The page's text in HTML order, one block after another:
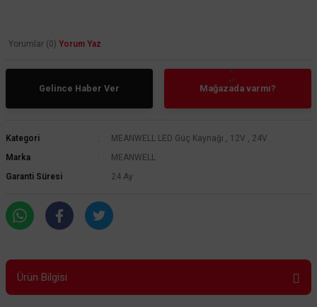
Yorumlar (0) Yorum Yaz
Gelince Haber Ver Mağazada varmı?
Kategori MEANWELL LED Güç Kaynağı , 12V , 24V
Marka
MEANWELL
Garanti Süresi
24 Ay
Ürün Bilgisi